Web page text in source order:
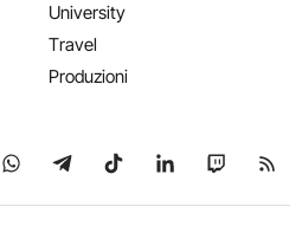
University
Travel
Produzioni
su YouTube
Seguici su WhatsApp
Seguici su Telegram
Seguici su TikTok
Seguici su
Seguici